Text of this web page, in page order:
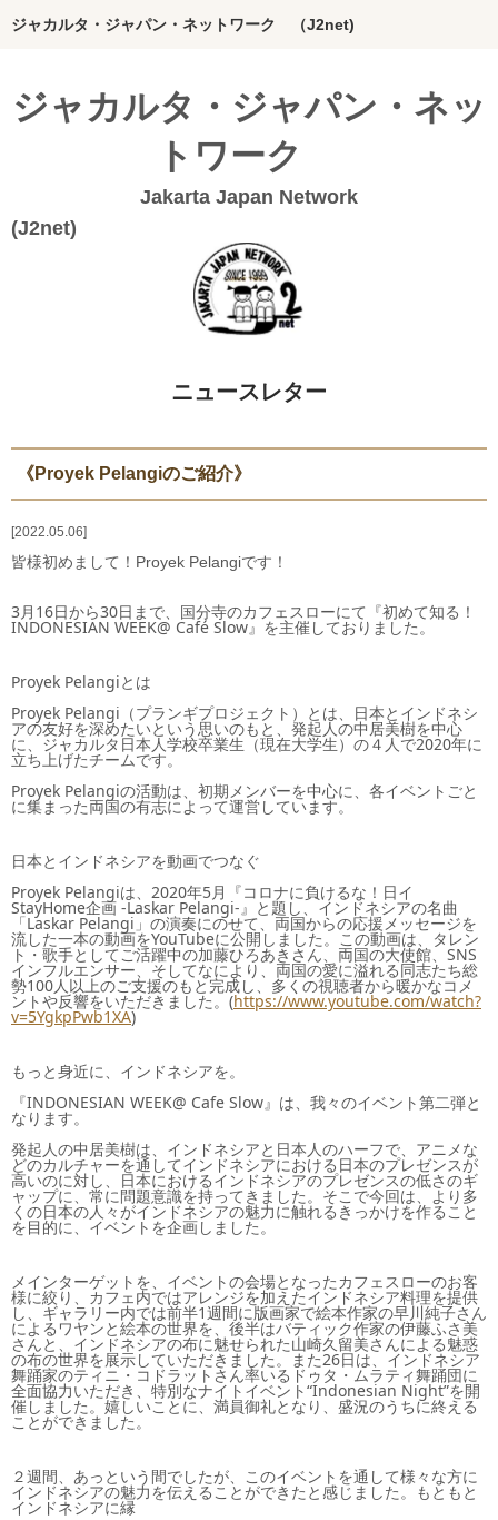
ジャカルタ・ジャパン・ネットワーク （J2net)
ジャカルタ・ジャパン・ネッ
トワーク
Jakarta Japan Network
インドネシアってどんな国？
ジャカルタの活動
ご支援のお願い
新着情報
ニュースレター
奨学生からの手紙
ニュースレター
2022.05.06
《Proyek Pelangiのご紹介》
皆様初めまして！Proyek Pelangiです！
3月16日から30日まで、国分寺のカフェスローにて『初めて知る！
INDONESIAN WEEK@ Café Slow』を主催しておりました。
Proyek Pelangiとは
Proyek Pelangi（プランギプロジェクト）とは、日本とインドネシ
アの友好を深めたいという思いのもと、発起人の中居美樹を中心
に、ジャカルタ日本人学校卒業生（現在大学生）の４人で2020年に
立ち上げたチームです。
Proyek Pelangiの活動は、初期メンバーを中心に、各イベントごと
に集まった両国の有志によって運営しています。
日本とインドネシアを動画でつなぐ
Proyek Pelangiは、2020年5月『コロナに負けるな！日イ
StayHome企画 -Laskar Pelangi-』と題し、インドネシアの名曲
「Laskar Pelangi」の演奏にのせて、両国からの応援メッセージを
流した一本の動画をYouTubeに公開しました。この動画は、タレン
ト・歌手としてご活躍中の加藤ひろあきさん、両国の大使館、SNS
インフルエンサー、そしてなにより、両国の愛に溢れる同志たち総
勢100人以上のご支援のもと完成し、多くの視聴者から暖かなコメ
ントや反響をいただきました。(https://www.youtube.com/watch?
v=5YgkpPwb1XA)
もっと身近に、インドネシアを。
『INDONESIAN WEEK@ Cafe Slow』は、我々のイベント第二弾と
なります。
発起人の中居美樹は、インドネシアと日本人のハーフで、アニメな
どのカルチャーを通してインドネシアにおける日本のプレゼンスが
高いのに対し、日本におけるインドネシアのプレゼンスの低さのギ
ャップに、常に問題意識を持ってきました。そこで今回は、より多
くの日本の人々がインドネシアの魅力に触れるきっかけを作ること
を目的に、イベントを企画しました。
メインターゲットを、イベントの会場となったカフェスローのお客
様に絞り、カフェ内ではアレンジを加えたインドネシア料理を提供
し、ギャラリー内では前半1週間に版画家で絵本作家の早川純子さん
によるワヤンと絵本の世界を、後半はバティック作家の伊藤ふさ美
さんと、インドネシアの布に魅せられた山崎久留美さんによる魅惑
の布の世界を展示していただきました。また26日は、インドネシア
舞踊家のティニ・コドラットさん率いるドゥタ・ムラティ舞踊団に
全面協力いただき、特別なナイトイベント“Indonesian Night”を開
催しました。嬉しいことに、満員御礼となり、盛況のうちに終える
ことができました。
２週間、あっという間でしたが、このイベントを通して様々な方に
インドネシアの魅力を伝えることができたと感じました。もともと
インドネシアに縁